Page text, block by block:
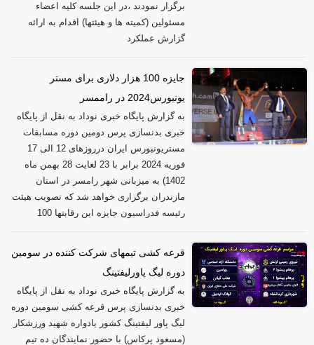
برگزار نمودند ،در این جلسه کلیه اعضاء
مسئولین (کمیته ها و هیئتها) اقدام به ارائه
گزارش عملکرد
جایزه 100 هزار دلاری برای مستر
یونیورس2024 در راممسر
به گزارش پایگاه خبری نوداد به نقل از پایگاه
خبری بدنسازی پرس دومین دوره مسابقات
فوریه 2024 برابر با 23 لغایت 28 بهمن ماه
1402) به میزبانی شهر رامسر در استان
مازندران برگزاری خواهد شد که تصویب هیئت
رئیسه فدراسیون جایزه این رقابتها 100
قرعه کشی تیمهای شرکت کننده در سومین
دوره لیگ پاورلیفتینگ
به گزارش پایگاه خبری نوداد به نقل از پایگاه
خبری بدنسازی پرس قرعه کشی سومین دوره
لیگ پاور لیفتینگ کشور یادواره شهید ورزشکار
(مسعود پرکاس) با حضور نمایندگان ده تیم